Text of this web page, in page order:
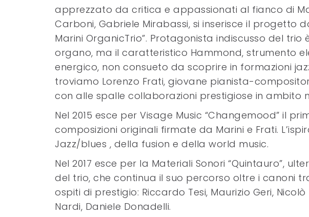
apprezzato da critica e appassionati al fianco di
Carboni, Gabriele Mirabassi, si inserisce il progetto
Marini OrganicTrio”. Protagonista indiscusso del trio
organo, ma il caratteristico Hammond, strumento
energico, non consueto da scoprire in formazioni
troviamo Lorenzo Frati, giovane pianista-
con alle spalle collaborazioni prestigiose in ambito
Nel 2015 esce per Visage Music “Changemood” il
composizioni originali firmate da Marini e Frati.
Jazz/blues , della fusion e della world music.
Nel 2017 esce per la Materiali Sonori “Quintauro”,
del trio, che continua il suo percorso oltre i canoni
ospiti di prestigio: Riccardo Tesi, Maurizio Geri,
Nardi, Daniele Donadelli.